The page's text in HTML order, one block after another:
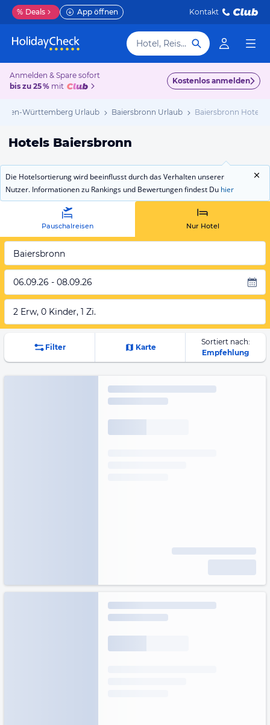
% Deals App öffnen Kontakt
Hotel, Reiseziel
Anmelden & Spare sofort
bis zu 25 % mit
Kostenlos anmelden
Württemberg Urlaub Baiersbronn Urlaub Baiersbronn Hotels
Hotels Baiersbronn
Die Hotelsortierung wird beeinflusst durch das Verhalten unserer
Nutzer. Informationen zu Rankings und Bewertungen findest Du hier
Pauschalreisen Nur Hotel
Baiersbronn
06.09.26 - 08.09.26
2 Erw, 0 Kinder, 1 Zi.
Filter Karte
Sortiert nach:
Empfehlung